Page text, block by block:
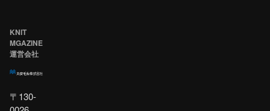
KNIT
MGAZINE
運営会社
〒130-